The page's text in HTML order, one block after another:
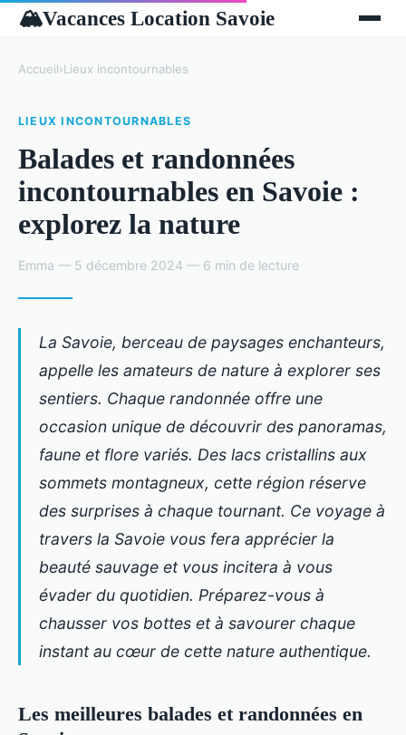
🏔Vacances Location Savoie
Accueil›Lieux incontournables
LIEUX INCONTOURNABLES
Balades et randonnées
incontournables en Savoie :
explorez la nature
Emma — 5 décembre 2024 — 6 min de lecture
La Savoie, berceau de paysages enchanteurs,
appelle les amateurs de nature à explorer ses
sentiers. Chaque randonnée offre une
occasion unique de découvrir des panoramas,
faune et flore variés. Des lacs cristallins aux
sommets montagneux, cette région réserve
des surprises à chaque tournant. Ce voyage à
travers la Savoie vous fera apprécier la
beauté sauvage et vous incitera à vous
évader du quotidien. Préparez-vous à
chausser vos bottes et à savourer chaque
instant au cœur de cette nature authentique.
Les meilleures balades et randonnées en